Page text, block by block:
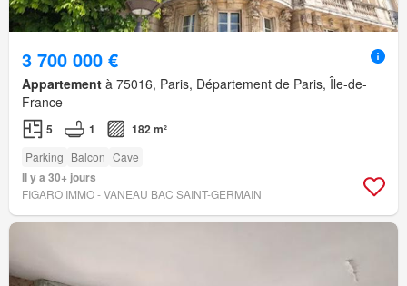
3 700 000 €
Appartement à 75016, Paris, Département de Paris, Île-de-
France
5 1 182 m²
Parking Balcon Cave
Il y a 30+ jours
FIGARO IMMO - VANEAU BAC SAINT-GERMAIN